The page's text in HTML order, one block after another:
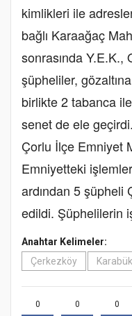
kimlikleri ile
bağlı Karaağaç
sonrasında Y.E.K.,
şüpheliler,
birlikte 2 tabanca
senet de ele
Çorlu İlçe Emniyet
Emniyetteki
ardından 5 şüpheli
edildi. Şüphelilerin
Anahtar Kelimeler:
Çerkezköy
Karabük
0 0 0